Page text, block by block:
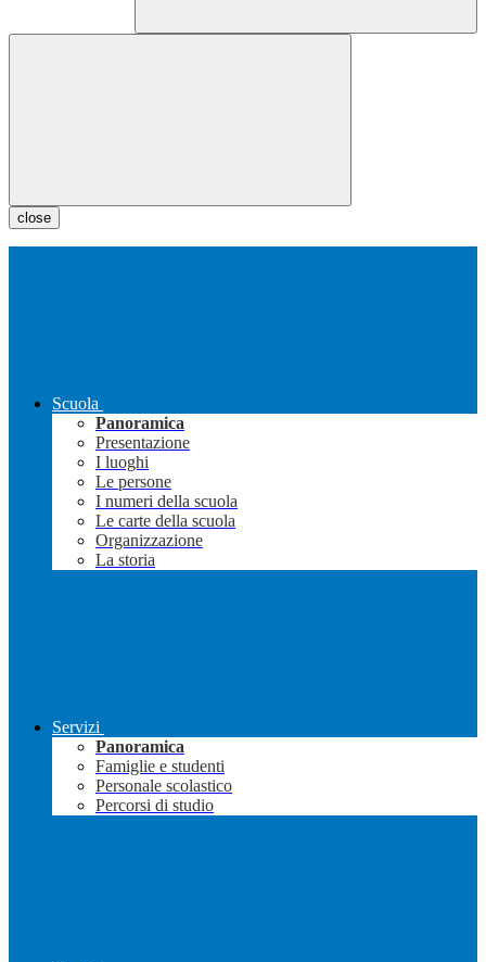
close
Scuola
Panoramica
Presentazione
I luoghi
Le persone
I numeri della scuola
Le carte della scuola
Organizzazione
La storia
Servizi
Panoramica
Famiglie e studenti
Personale scolastico
Percorsi di studio